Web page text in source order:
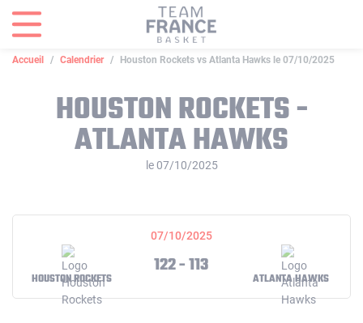
Accueil Calendrier Houston Rockets vs Atlanta Hawks le 07/10/2025
HOUSTON ROCKETS -
ATLANTA HAWKS
le 07/10/2025
07/10/2025
HOUSTON ROCKETS
122 - 113
ATLANTA HAWKS
Panneau de gestion des cookies